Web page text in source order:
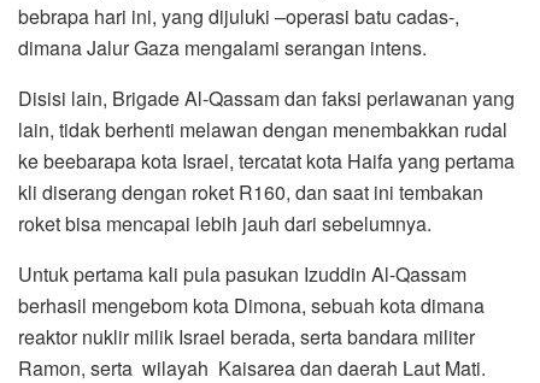
bebrapa hari ini, yang dijuluki –operasi batu cadas-,
dimana Jalur Gaza mengalami serangan intens.
Disisi lain, Brigade Al-Qassam dan faksi perlawanan yang
lain, tidak berhenti melawan dengan menembakkan rudal
ke beebarapa kota Israel, tercatat kota Haifa yang pertama
kli diserang dengan roket R160, dan saat ini tembakan
roket bisa mencapai lebih jauh dari sebelumnya.
Untuk pertama kali pula pasukan Izuddin Al-Qassam
berhasil mengebom kota Dimona, sebuah kota dimana
reaktor nuklir milik Israel berada, serta bandara militer
Ramon, serta wilayah Kaisarea dan daerah Laut Mati.